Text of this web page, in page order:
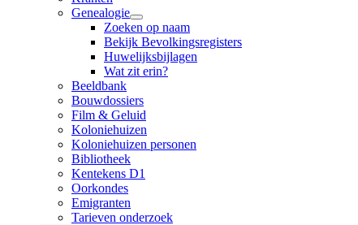
Genealogie
Zoeken op naam
Bekijk Bevolkingsregisters
Huwelijksbijlagen
Wat zit erin?
Beeldbank
Bouwdossiers
Film & Geluid
Koloniehuizen
Koloniehuizen personen
Bibliotheek
Kentekens D1
Oorkondes
Emigranten
Tarieven onderzoek